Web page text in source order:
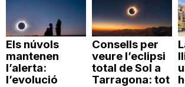
Els núvols
mantenen
l’alerta:
l’evolució
Consells per
veure l’eclipsi
total de Sol a
Tarragona: tot